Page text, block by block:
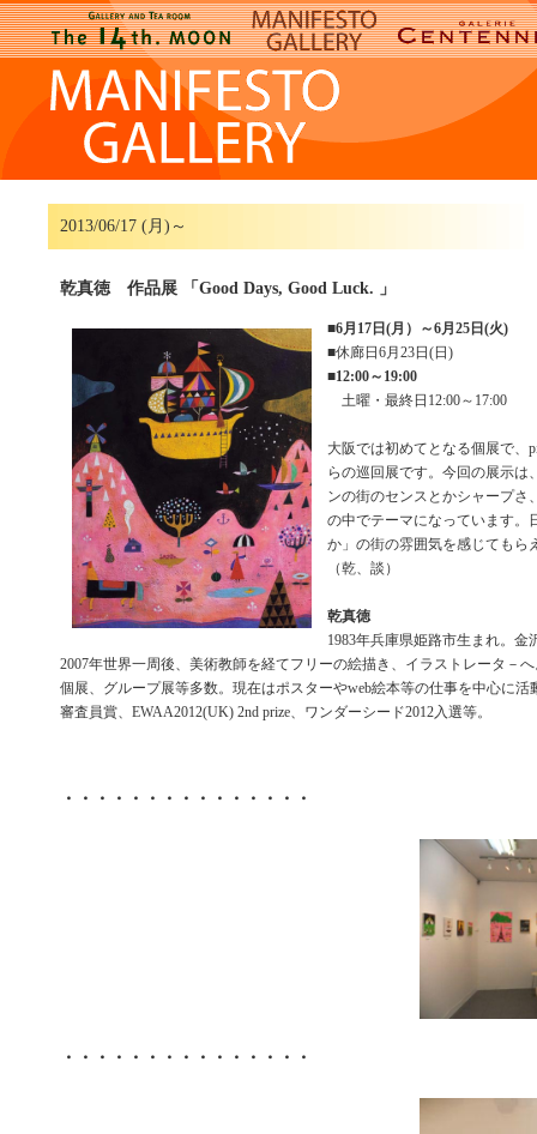
2013/06/17 (月)～
乾真徳 作品展 「Good Days, Good Luck. 」
■6月17日(月）～6月25日(火)
■休廊日6月23日(日)
■12:00～19:00
土曜・最終日12:00～17:00
大阪では初めてとなる個展で、
らの巡回展です。今回の展示は
ンの街のセンスとかシャープさ
の中でテーマになっています。
か」の街の雰囲気を感じてもら
（乾、談）
乾真徳
1983年兵庫県姫路市生まれ。金
2007年世界一周後、美術教師を経てフリーの絵描き、イラストレータ－
個展、グループ展等多数。現在はポスターやweb絵本等の仕事を中心に活
審査員賞、EWAA2012(UK) 2nd prize、ワンダーシード2012入選等。
・・・・・・・・・・・・・・・
・・・・・・・・・・・・・・・